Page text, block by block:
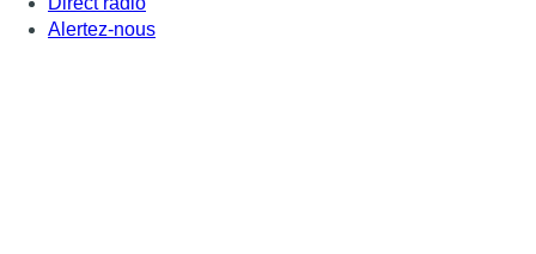
Alertez-nous